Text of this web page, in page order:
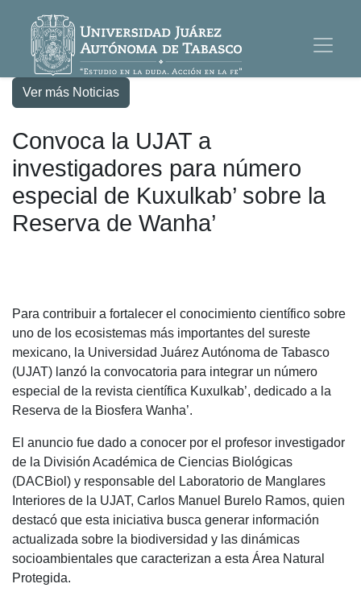
Ver más Noticias
Convoca la UJAT a
investigadores para número
especial de Kuxulkab’ sobre la
Reserva de Wanha’
Para contribuir a fortalecer el conocimiento científico sobre
uno de los ecosistemas más importantes del sureste
mexicano, la Universidad Juárez Autónoma de Tabasco
(UJAT) lanzó la convocatoria para integrar un número
especial de la revista científica Kuxulkab’, dedicado a la
Reserva de la Biosfera Wanha’.
El anuncio fue dado a conocer por el profesor investigador
de la División Académica de Ciencias Biológicas
(DACBiol) y responsable del Laboratorio de Manglares
Interiores de la UJAT, Carlos Manuel Burelo Ramos, quien
destacó que esta iniciativa busca generar información
actualizada sobre la biodiversidad y las dinámicas
socioambientales que caracterizan a esta Área Natural
Protegida.